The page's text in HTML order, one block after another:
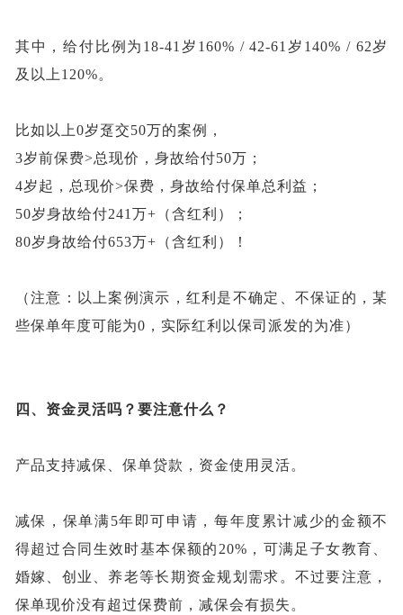
其中，给付比例 为 18-41岁160% / 42-61岁140% / 62岁
及以上120%。
比如以上0岁趸交50万的案例，
3岁前保费>总现价，身故给付50万；
4岁起，总现价>保费，身故给付保单总利益；
50岁身故给付241万+（含红利）；
80岁身故给付653万+（含红利）！
（注意：以上案例演示，红利是不确定、不保证的，某
些保单年度可能为0，实际红利以保司派发的为准）
四、 资金灵活吗？要注意什么？
产品支持减保、保单贷款，资金使用灵活。
减保，保单满5年即可申请，每年度累计减少的金额不
得超过合同生效时基本保额的20%，可满足子女教育、
婚嫁、创业、养老等长期资金规划需求。不过要注意，
保单现价没有超过保费前，减保会有损失。